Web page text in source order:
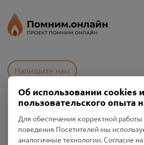
Напишите нам
Политика конфиденциальности
Промо-материалы
Об использовании cookies
пользовательского опыта
Для обеспечения корректной работы
поведения Посетителей мы
аналогичные технологии. Согласие